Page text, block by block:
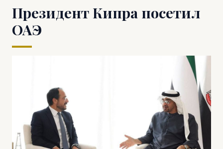
Президент Кипра посетил
ОАЭ